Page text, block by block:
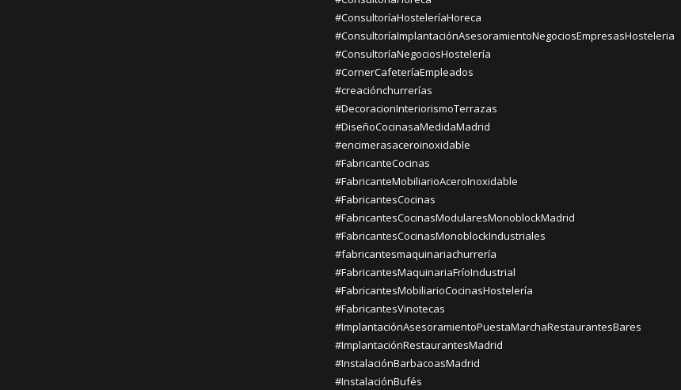
#ConsultoríaHosteleríaHoreca
#ConsultoríaImplantaciónAsesoramientoNegociosEmpresasHosteleria
#ConsultoríaNegociosHostelería
#CornerCafeteríaEmpleados
#creaciónchurrerías
#DecoracionInteriorismoTerrazas
#DiseñoCocinasaMedidaMadrid
#encimerasaceroinoxidable
#FabricanteCocinas
#FabricanteMobiliarioAceroInoxidable
#FabricantesCocinas
#FabricantesCocinasModularesMonoblockMadrid
#FabricantesCocinasMonoblockIndustriales
#fabricantesmaquinariachurrería
#FabricantesMaquinariaFríoIndustrial
#FabricantesMobiliarioCocinasHostelería
#FabricantesVinotecas
#ImplantaciónAsesoramientoPuestaMarchaRestaurantesBares
#ImplantaciónRestaurantesMadrid
#InstalaciónBarbacoasMadrid
#InstalaciónBufés